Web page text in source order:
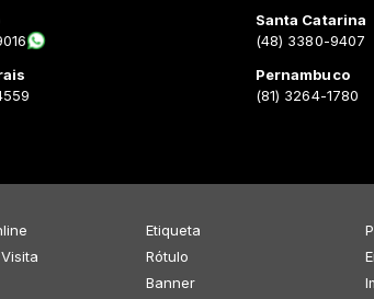
Santa Catarina
(48) 3380-9407
Pernambuco
(81) 3264-1780
Etiqueta
Rótulo
Banner